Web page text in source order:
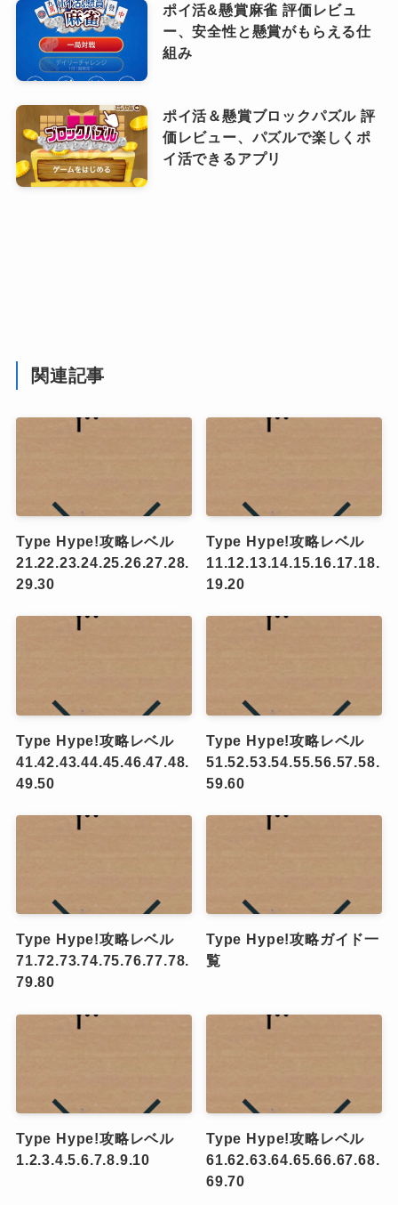
ポイ活&懸賞麻雀 評価レビュ
ー、安全性と懸賞がもらえる仕
組み
ポイ活＆懸賞ブロックパズル 評
価レビュー、パズルで楽しくポ
イ活できるアプリ
関連記事
Type Hype!攻略レベル
21.22.23.24.25.26.27.28.
29.30
Type Hype!攻略レベル
11.12.13.14.15.16.17.18.
19.20
Type Hype!攻略レベル
41.42.43.44.45.46.47.48.
49.50
Type Hype!攻略レベル
51.52.53.54.55.56.57.58.
59.60
Type Hype!攻略レベル
71.72.73.74.75.76.77.78.
79.80
Type Hype!攻略ガイド一
覧
Type Hype!攻略レベル
1.2.3.4.5.6.7.8.9.10
Type Hype!攻略レベル
61.62.63.64.65.66.67.68.
69.70